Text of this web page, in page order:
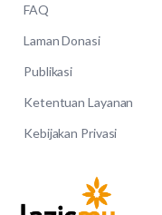
FAQ
Laman Donasi
Publikasi
Ketentuan Layanan
Kebijakan Privasi